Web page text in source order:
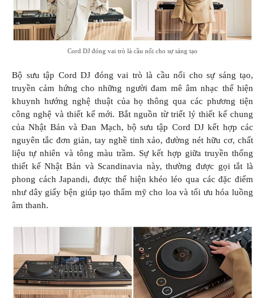
Cord DJ đóng vai trò là cầu nối cho sự sáng tạo
Bộ sưu tập Cord DJ đóng vai trò là cầu nối cho sự sáng tạo,
truyền cảm hứng cho những người đam mê âm nhạc thể hiện
khuynh hướng nghệ thuật của họ thông qua các phương tiện
công nghệ và thiết kế mới. Bắt nguồn từ triết lý thiết kế chung
của Nhật Bản và Đan Mạch, bộ sưu tập Cord DJ kết hợp các
nguyên tắc đơn giản, tay nghề tinh xảo, đường nét hữu cơ, chất
liệu tự nhiên và tông màu trầm. Sự kết hợp giữa truyền thống
thiết kế Nhật Bản và Scandinavia này, thường được gọi tắt là
phong cách Japandi, được thể hiện khéo léo qua các đặc điểm
như dây giấy bện giúp tạo thẩm mỹ cho loa và tối ưu hóa luồng
âm thanh.